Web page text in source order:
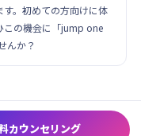
。初めての方向けに体
この機会に「jump one
んか？
カウンセリング